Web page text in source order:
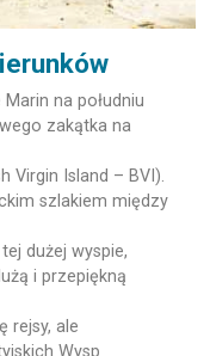
na południu
zakątka na
Virgin Island – BVI).
szlakiem między
dużej wyspie,
i przepiękną
rejsy, ale
Wysp